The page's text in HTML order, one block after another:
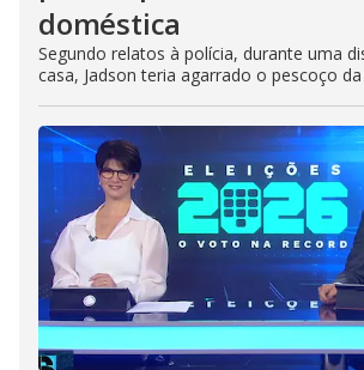
doméstica
Segundo relatos à polícia, durante uma
casa, Jadson teria agarrado o pescoço